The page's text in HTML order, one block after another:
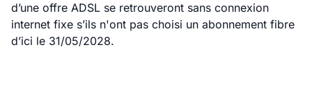
d’une offre ADSL se retrouveront sans connexion
internet fixe s’ils n'ont pas choisi un abonnement fibre
d’ici le 31/05/2028.